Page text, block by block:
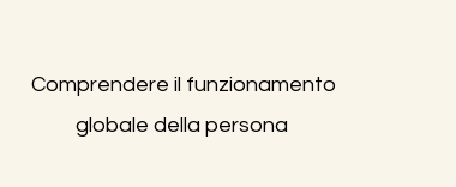
Comprendere il funzionamento
globale della persona